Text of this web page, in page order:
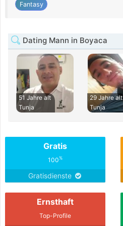
Fantasy
Dating Mann in Boyaca
51 Jahre alt
Tunja
29 Jahre alt
Tunja
Gratis
100%
Gratisdienste
Ernsthaft
Top-Profile